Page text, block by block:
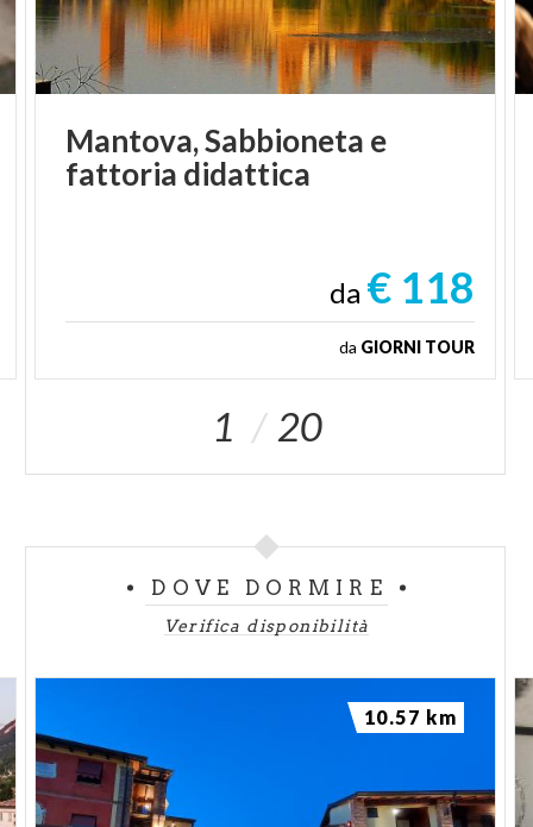
Mantova,Sabbioneta e
fattoria didattica
da € 118
da GIORNI TOUR
1 20
DOVE DORMIRE
Verifica disponibilità
10.57 km